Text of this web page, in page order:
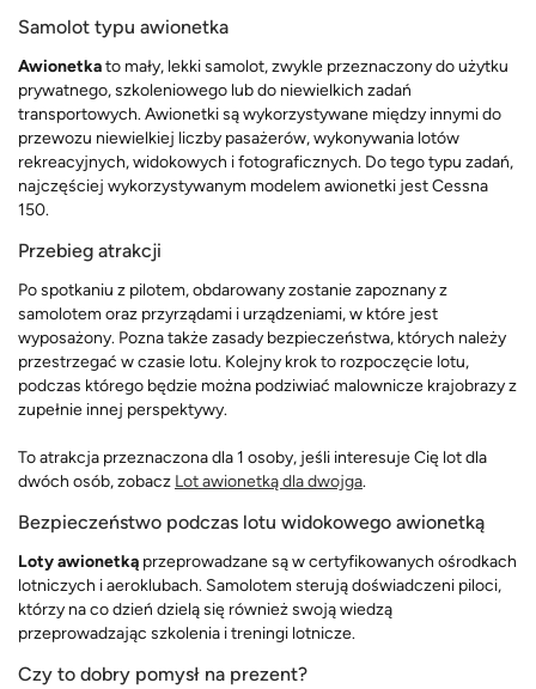
Samolot typu awionetka
Awionetkato mały, lekki samolot, zwykle przeznaczony do użytku
prywatnego, szkoleniowego lub do niewielkich zadań
transportowych. Awionetki są wykorzystywane między innymi do
przewozu niewielkiej liczby pasażerów, wykonywania lotów
rekreacyjnych, widokowych i fotograficznych. Do tego typu zadań,
najczęściej wykorzystywanym modelem awionetki jest Cessna
150.
Przebieg atrakcji
Po spotkaniu z pilotem, obdarowany zostanie zapoznany z
samolotem oraz przyrządami i urządzeniami, w które jest
wyposażony. Pozna także zasady bezpieczeństwa, których należy
przestrzegać w czasie lotu. Kolejny krok to rozpoczęcie lotu,
podczas którego będzie można podziwiać malownicze krajobrazy z
zupełnie innej perspektywy.
To atrakcja przeznaczona dla 1 osoby, jeśli interesuje Cię lot dla
dwóch osób, zobacz Lot awionetką dla dwojga.
Bezpieczeństwo podczas lotu widokowego awionetką
Loty awionetką przeprowadzane są w certyfikowanych ośrodkach
lotniczych i aeroklubach. Samolotem sterują doświadczeni piloci,
którzy na co dzień dzielą się również swoją wiedzą
przeprowadzając szkolenia i treningi lotnicze.
Czy to dobry pomysł na prezent?